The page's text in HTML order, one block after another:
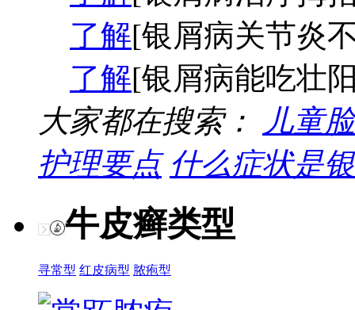
了解[银屑病关节炎
了解[银屑病能吃壮
大家都在搜索：
儿童
护理要点 什么症状是
牛皮癣类型
寻常型 红皮病型 脓疱型